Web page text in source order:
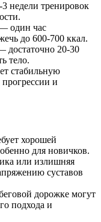
недели тренировок
один час
до 600-700 ккал.
достаточно 20-30
тело.
стабильную
и
хорошей
для новичков.
или излишняя
суставов
дорожке могут
подхода и